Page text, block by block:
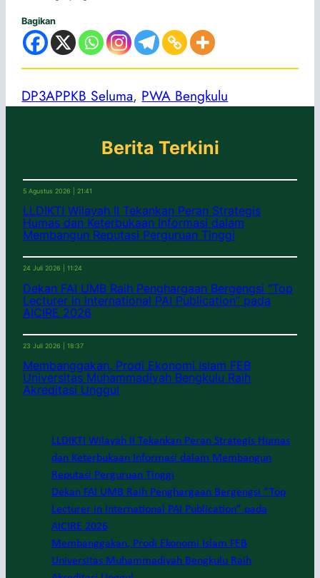
Bagikan
DP3APPKB Seluma, PWA Bengkulu
Berita Terkini
5 Agustus 2026 | 21:41
LLDIKTI Wilayah II Tekankan Peran Strategis
Humas dan Keterbukaan Informasi dalam
Membangun Reputasi Perguruan Tinggi
24 Juli 2026 | 11:24
Dekan FAI UMB Raih Penghargaan Bergengsi “Top
Lecturer in International PAI Publication” pada
AICIRE 2026
23 Juli 2026 | 18:37
Membanggakan, Prodi Ekonomi Islam FEB
Universitas Muhammadiyah Bengkulu Raih
Akreditasi Unggul
LLDIKTI Wilayah II Tekankan Peran Strategis Humas
dan Keterbukaan Informasi dalam Membangun
Reputasi Perguruan Tinggi
Dekan FAI UMB Raih Penghargaan Bergengsi “Top
Lecturer in International PAI Publication” pada
AICIRE 2026
Membanggakan, Prodi Ekonomi Islam FEB
Universitas Muhammadiyah Bengkulu Raih